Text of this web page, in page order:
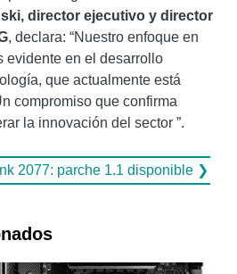
director ejecutivo y director
, declara: “Nuestro enfoque en
evidente en el desarrollo
que actualmente está
compromiso que confirma
la innovación del sector ”.
2077: parche 1.1 disponible ❯